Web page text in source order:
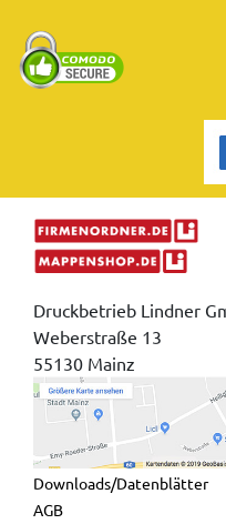
Druckbetrieb Lindner
Weberstraße 13
55130 Mainz
Downloads/Datenblätter
AGB